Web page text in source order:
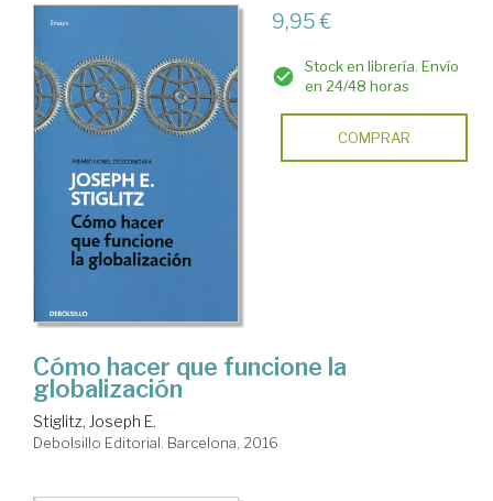
9,95 €
Stock en librería. Envío
en 24/48 horas
COMPRAR
Cómo hacer que funcione la
globalización
Stiglitz, Joseph E.
Debolsillo Editorial. Barcelona, 2016